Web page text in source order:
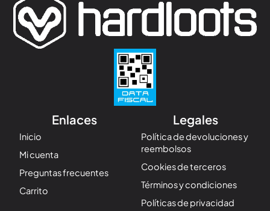
Enlaces
Inicio
Mi cuenta
Preguntas frecuentes
Carrito
Legales
Política de devoluciones y
reembolsos
Cookies de terceros
Términos y condiciones
Políticas de privacidad